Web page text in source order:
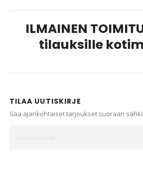
ILMAINEN
tilauksille
TILAA UUTISKIRJE
Saa ajankohtaiset tarjoukset suoraan